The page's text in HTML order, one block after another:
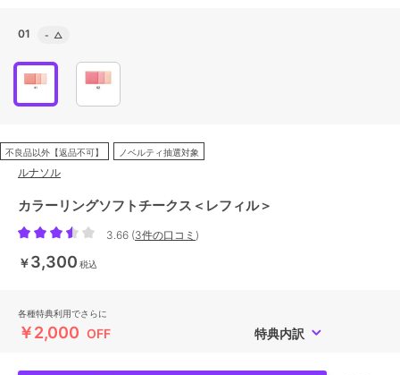
01 - △
不良品以外【返品不可】 ノベルティ抽選対象
ルナソル
カラーリングソフトチークス＜レフィル＞
3.66 (3件の口コミ )
￥3,300 税込
各種特典利用でさらに
￥2,000 OFF 特典内訳